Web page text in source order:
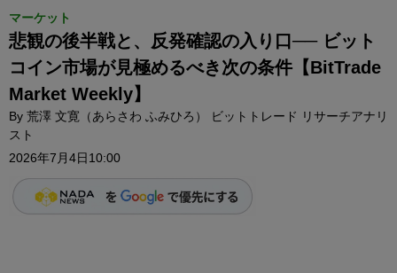
マーケット
悲観の後半戦と、反発確認の入り口── ビット
コイン市場が見極めるべき次の条件【BitTrade
Market Weekly】
By 荒澤 文寛（あらさわ ふみひろ） ビットトレード リサーチアナリ
スト
2026年7月4日10:00